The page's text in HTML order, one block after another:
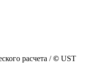
расчета /© UST